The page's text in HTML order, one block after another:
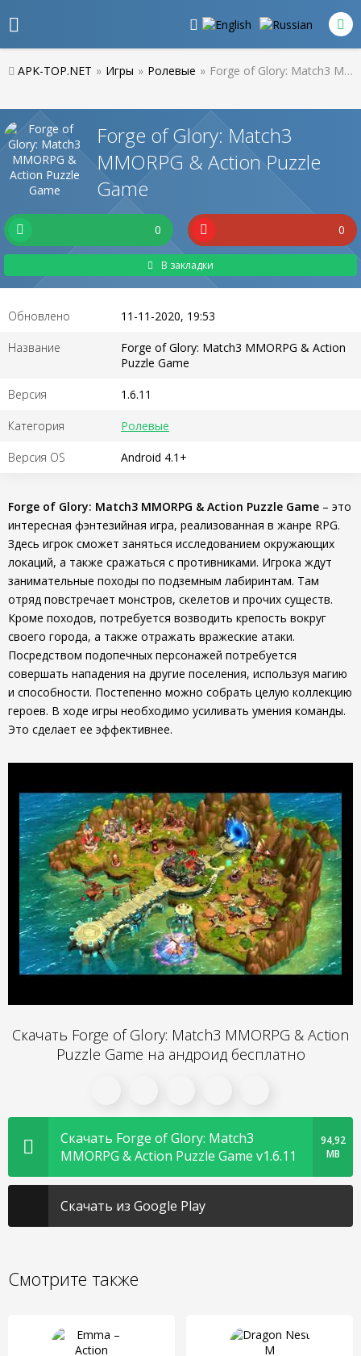
APK-TOP.NET » Игры » Ролевые » Forge of Glory: Match3 MMORPG & Action Puzzle Game
Forge of Glory: Match3
MMORPG & Action Puzzle
Game
0 0
В закладки
Обновлено 11-11-2020, 19:53
Название
Forge of Glory: Match3 MMORPG & Action
Puzzle Game
Версия 1.6.11
Категория Ролевые
Версия OS Android 4.1+
Forge of Glory: Match3 MMORPG & Action Puzzle Game – это
интересная фэнтезийная игра, реализованная в жанре RPG.
Здесь игрок сможет заняться исследованием окружающих
локаций, а также сражаться с противниками. Игрока ждут
занимательные походы по подземным лабиринтам. Там
отряд повстречает монстров, скелетов и прочих существ.
Кроме походов, потребуется возводить крепость вокруг
своего города, а также отражать вражеские атаки.
Посредством подопечных персонажей потребуется
совершать нападения на другие поселения, используя магию
и способности. Постепенно можно собрать целую коллекцию
героев. В ходе игры необходимо усиливать умения команды.
Это сделает ее эффективнее.
Скачать Forge of Glory: Match3 MMORPG & Action
Puzzle Game на андроид бесплатно
Скачать Forge of Glory: Match3
MMORPG & Action Puzzle Game v1.6.11
94,92
MB
Скачать из Google Play
Смотрите также